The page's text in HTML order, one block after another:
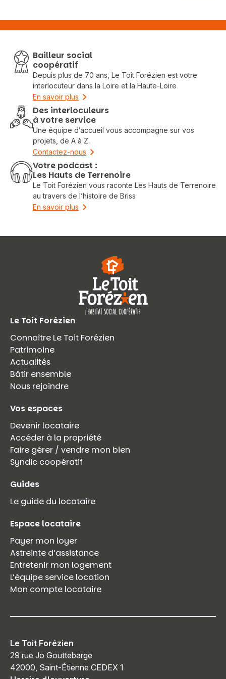
Bailleur social
coopératif
Depuis plus de 70 ans, Le Toit Forézien est votre
interlocuteur dans la Loire et la Haute-Loire
En savoir plus
Des interloculeurs
à votre service
Une équipe d’accueil vous accompagne sur vos
projets, de A à Z.
Contactez-nous
Votre podcast :
Les Hauts de Terrenoire
Le Toit Forézien vous raconte Les Hauts de Terrenoire
au travers de l’histoire de Briss
En savoir plus
Le Toit Forézien
Connaître Le Toit Forézien
Patrimoine
Actualités
Bâtir ensemble
Nous rejoindre
Vos espaces
Devenir locataire
Accéder à la propriété
Faire gérer / vendre mon bien
Syndic coopératif
Guides
Le guide du locataire
Espace locataire
Payer mon loyer
Astreinte d’assistance
Entretenir mon logement
L’équipe service location
Mon compte locataire
Le Toit Forézien
29 rue Jo Gouttebarge
42000, Saint-Étienne CEDEX 1